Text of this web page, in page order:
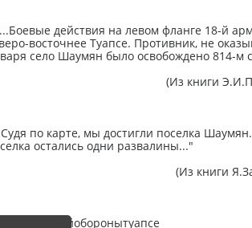
действия на левом фланге 18-й
восточнее Туапсе. Противник, не
село Шаумян было освобождено 814-м
книги Э.И.Пятигорского
по карте, мы достигли поселка
остались одни развалины..."
книги Я.Захарова
#музейоборонытуапсе